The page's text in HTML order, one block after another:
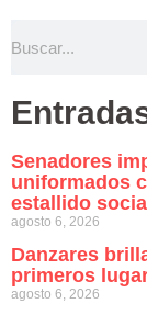
Senadores
uniformados
estallido social
agosto 6, 2026
Danzares
primeros
agosto 6, 2026